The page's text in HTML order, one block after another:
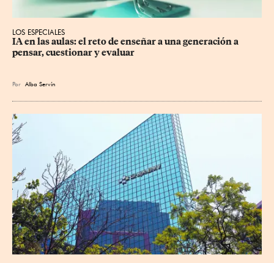
LOS ESPECIALES
IA en las aulas: el reto de enseñar a una generación a
pensar, cuestionar y evaluar
Por Alba Servín